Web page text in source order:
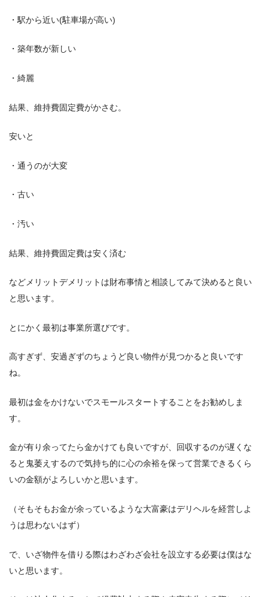
・駅から近い(駐車場が高い)
・築年数が新しい
・綺麗
結果、維持費固定費がかさむ。
安いと
・通うのが大変
・古い
・汚い
結果、維持費固定費は安く済む
などメリットデメリットは財布事情と相談してみて決めると良い
と思います。
とにかく最初は事業所選びです。
高すぎず、安過ぎずのちょうど良い物件が見つかると良いです
ね。
最初は金をかけないでスモールスタートすることをお勧めしま
す。
金が有り余ってたら金かけても良いですが、回収するのが遅くな
ると鬼萎えするので気持ち的に心の余裕を保って営業できるくら
いの金額がよろしいかと思います。
（そもそもお金が余っているような大富豪はデリヘルを経営しよ
うは思わないはず）
で、いざ物件を借りる際はわざわざ会社を設立する必要は僕はな
いと思います。